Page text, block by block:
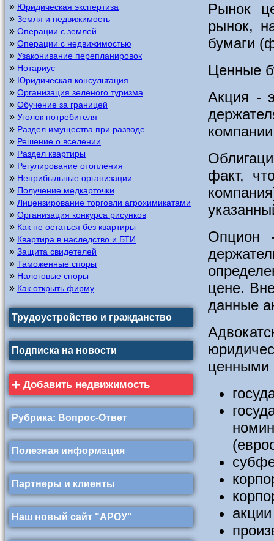
» Юридическая экспертиза
» Земля и недвижимость
» Операции с землей
» Операции с недвижимостью
» Узаконивание перепланировок
» Нотариус
» Юридическая консультация
» Организация зеленого туризма
» Обучение за границей
» Уголок потребителя
» Раздел имущества при разводе
» Решение о вселении
» Раздел квартиры
» Регулирование отопления
» Неприбыльные организации
» Получение медкарточки
» Лицензирование торговли агрохимикатами
» Организация конкурса рисунков
» Как не остаться без квартиры
» Квартира в наследство и БТИ
» Защита свидетелей
» Таможенные споры
» Налоговые споры
» Как открыть фирму
Трудоустройство и гражданство
Подписка на новости
+ Добавить недвижимость
Рубрика: Вопрос-Ответ
Полезная информация
Партнеры и клиенты
Наш новый сайт "АРОУ"
Рынок
рынок,
бумаги
Ценные
Акция -
факт,
Опцион
цене.
данные
ценными